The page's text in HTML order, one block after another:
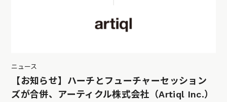
ニュース
【お知らせ】ハーチとフューチャーセッション
ズが合併、アーティクル株式会社（Artiql Inc.）